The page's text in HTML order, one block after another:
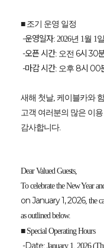
■ 조기 운영 일정
-운영일자: 2026년 1월 1
-오픈 시간: 오전 6시 30
-마감 시간: 오후 8시 00
새해 첫날, 케이블카와
고객 여러분의 많은 이
감사합니다.
Dear Valued Guests,
To celebrate the New Year
on January 1, 2026, the
as outlined below.
■ Special Operating Hours
-Date: January 1, 2026